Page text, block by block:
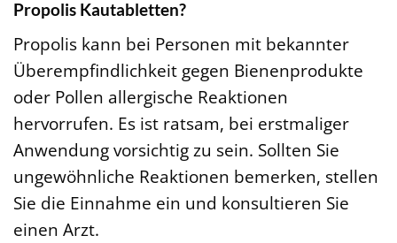
Propolis Kautabletten?
Propolis kann bei Personen mit bekannter
Überempfindlichkeit gegen Bienenprodukte
oder Pollen allergische Reaktionen
hervorrufen. Es ist ratsam, bei erstmaliger
Anwendung vorsichtig zu sein. Sollten Sie
ungewöhnliche Reaktionen bemerken, stellen
Sie die Einnahme ein und konsultieren Sie
einen Arzt.